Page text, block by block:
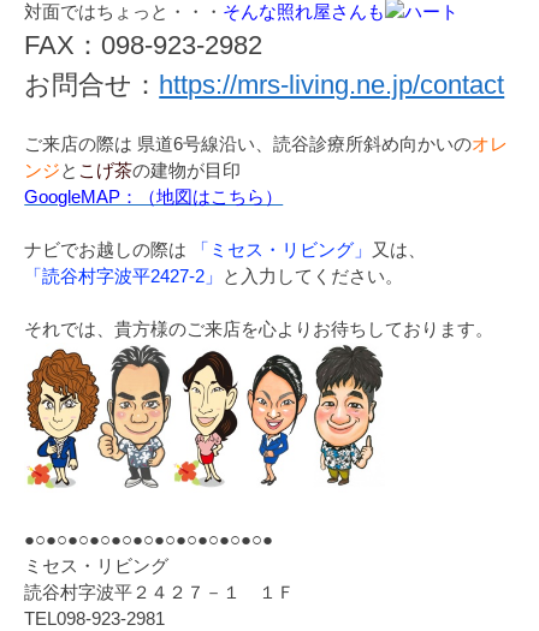
対面ではちょっと・・・ そんな照れ屋さんも
FAX：098-923-2982
お問合せ： https://mrs-living.ne.jp/contact
ご来店の際は 県道6号線沿い、読谷診療所斜め向かいのオレ
ンジと こげ茶の建物が目印
GoogleMAP：（地図はこちら）
ナビでお越しの際は 「ミセス・リビング」
又は、
「読谷村字波平2427-2」
と入力してください。
それでは、貴方様のご来店を心よりお待ちしております。
●○●○●○●○●○●○●○●○●○●○●○●
ミセス・リビング
読谷村字波平２４２７－１ １Ｆ
TEL098-923-2981